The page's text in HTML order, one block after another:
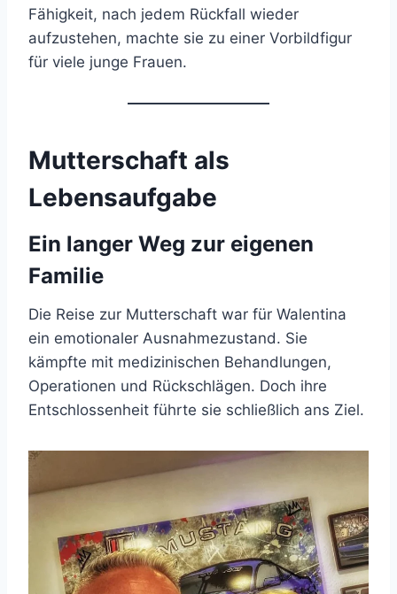
Fähigkeit, nach jedem Rückfall wieder
aufzustehen, machte sie zu einer Vorbildfigur
für viele junge Frauen.
Mutterschaft als
Lebensaufgabe
Ein langer Weg zur eigenen
Familie
Die Reise zur Mutterschaft war für Walentina
ein emotionaler Ausnahmezustand. Sie
kämpfte mit medizinischen Behandlungen,
Operationen und Rückschlägen. Doch ihre
Entschlossenheit führte sie schließlich ans Ziel.